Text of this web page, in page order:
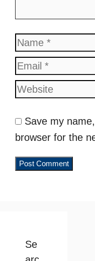
Name
Save my
browser for the
Se